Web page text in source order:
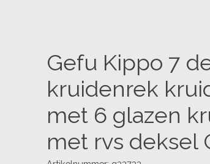
Gefu Kippo 7
kruidenrek
met 6 glazen
met rvs deksel